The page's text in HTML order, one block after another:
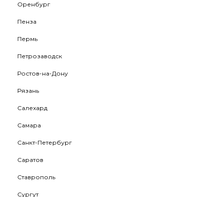
Оренбург
Пенза
Пермь
Петрозаводск
Ростов-на-Дону
Рязань
Салехард
Самара
Санкт-Петербург
Саратов
Ставрополь
Сургут